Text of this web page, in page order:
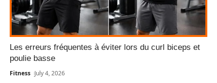
Les erreurs fréquentes à éviter lors du curl biceps et
poulie basse
Fitness July 4, 2026